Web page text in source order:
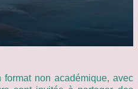
non académique, avec